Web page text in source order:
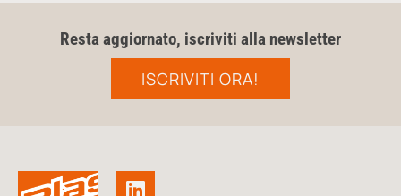
Resta aggiornato, iscriviti alla newsletter
ISCRIVITI ORA!